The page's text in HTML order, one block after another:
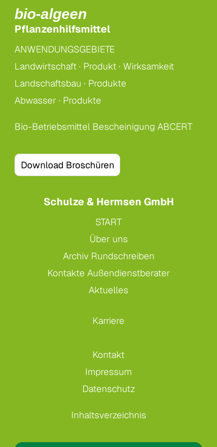
bio-algeen
Pflanzenhilfsmittel
ANWENDUNGSGEBIETE
Landwirtschaft · Produkt · Wirksamkeit
Landschaftsbau · Produkte
Abwasser · Produkte
Bio-Betriebsmittel Bescheinigung ABCERT
Download Broschüren
Schulze & Hermsen GmbH
START
Über uns
Archiv Rundschreiben
Kontakte Außendienstberater
Aktuelles
Karriere
Kontakt
Impressum
Datenschutz
Inhaltsverzeichnis